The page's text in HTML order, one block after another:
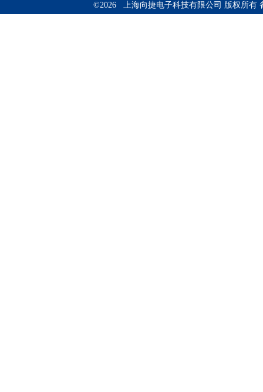
©2026 上海向捷电子科技有限公司 版权所有